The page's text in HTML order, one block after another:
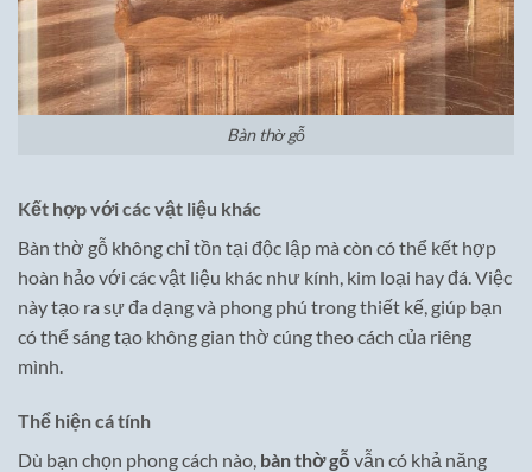
Bàn thờ gỗ
Kết hợp với các vật liệu khác
Bàn thờ gỗ không chỉ tồn tại độc lập mà còn có thể kết hợp
hoàn hảo với các vật liệu khác như kính, kim loại hay đá. Việc
này tạo ra sự đa dạng và phong phú trong thiết kế, giúp bạn
có thể sáng tạo không gian thờ cúng theo cách của riêng
mình.
Thể hiện cá tính
Dù bạn chọn phong cách nào, bàn thờ gỗ vẫn có khả năng